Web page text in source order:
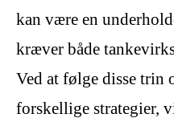
kan være en
kræver både
Ved at følge disse trin
forskellige strategier,